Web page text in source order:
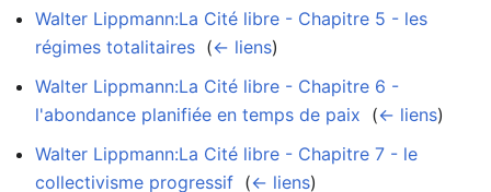
Walter Lippmann:La Cité libre - Chapitre 5 - les
régimes totalitaires (← liens)
Walter Lippmann:La Cité libre - Chapitre 6 -
l'abondance planifiée en temps de paix (← liens)
Walter Lippmann:La Cité libre - Chapitre 7 - le
collectivisme progressif (← liens)